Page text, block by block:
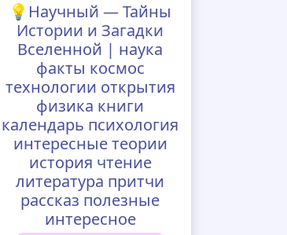
💡Научный — Тайны
Истории и Загадки
Вселенной | наука
факты космос
технологии открытия
физика книги
календарь психология
интересные теории
история чтение
литература притчи
рассказ полезные
интересное